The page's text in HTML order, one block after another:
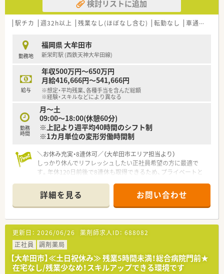
検討リストに追加
駅チカ 週32h以上 残業なし(ほぼなし含む) 転勤なし 車通勤可
勤務地
福岡県 大牟田市
新栄町駅 (西鉄天神大牟田線)
給与
年収500万円～650万円
月給416,666円～541,666円
※想定・平均残業、各種手当を含んだ総額
※経験・スキルなどにより異なる
勤務
時間
月～土
09:00～18:00(休憩60分)
※上記より週平均40時間のシフト制
※1カ月単位の変形労働時間制
＼お休み充実・8連休可／（大牟田市エリア担当より）
しっかり休んでリフレッシュしたい正社員希望の方に最適で
す。年休120日前後で8連休も取得できるため、プライベートと
＊------------------------------------------＊
【店舗情報と応需状況について】
■最寄り駅である新栄町駅から徒歩10分の好立地に位置してお
り、通勤の利便性が非常に高い調剤薬局です。
■主な応需科目は外科となっており、近隣にある特定の医療機関
から主に処方箋を受け付けております。
■現在の勤務者数は薬剤師が1〜2名と事務員で構成されてお
り、処方箋の詳しい応需枚数は確認中です。
詳細を見る お問い合わせ
更新日： 2026/06/26 薬剤師求人ID： 688082
正社員
調剤薬局
【大牟田市】≪土日祝休み≫ 残業5時間未満！総合病院門前★
在宅なし/残業少なめ！スキルアップできる環境です